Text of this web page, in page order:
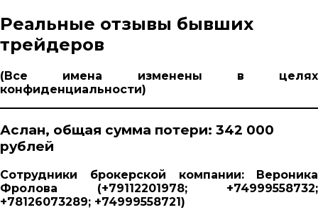
Реальные отзывы бывших
трейдеров
(Все имена изменены в целях
конфиденциальности)
Аслан, общая сумма потери: 342 000
рублей
Сотрудники брокерской компании:
Вероника
Фролова (+79112201978; +74999558732;
+78126073289; +74999558721)